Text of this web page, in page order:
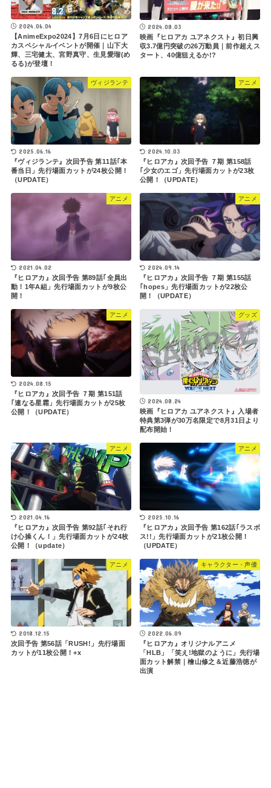
2024.06.04
【AnimeExpo2024】7月6日にヒロア
カスペシャルイベントが開催｜山下大
輝、三宅健太、宮野真守、生見愛瑠(め
るる)が登壇！
2024.08.03
映画『ヒロアカ ユアネクスト』初日興
収3.7億円突破の26万動員｜前作超えス
タート、40億狙えるか!?
ヴィジランテ
2025.06.16
『ヴィジランテ』次回予告 第11話｢本
番当日」先行場面カットが24枚公開！
（UPDATE）
アニメ
2024.10.03
『ヒロアカ』次回予告 ７期 第158話
｢少女のエゴ」先行場面カットが23枚
公開！（UPDATE）
アニメ
2021.04.02
『ヒロアカ』次回予告 第89話｢全員出
動！1年A組」先行場面カットが9枚公
開！
アニメ
2024.09.14
『ヒロアカ』次回予告 ７期 第155話
｢hopes」先行場面カットが22枚公
開！（UPDATE）
アニメ
2024.08.15
『ヒロアカ』次回予告 ７期 第151話
｢連なる星霜」先行場面カットが25枚
公開！（UPDATE）
グッズ
2024.08.24
映画『ヒロアカ ユアネクスト』入場者
特典第3弾が30万名限定で8月31日より
配布開始！
アニメ
2021.04.16
『ヒロアカ』次回予告 第92話｢それ行
け心操くん！」先行場面カットが24枚
公開！（update）
アニメ
2025.10.16
『ヒロアカ』次回予告 第162話｢ラスボ
ス!!」先行場面カットが21枚公開！
（UPDATE）
アニメ
2018.12.15
次回予告 第56話「RUSH!」先行場面
カットが11枚公開！+x
キャラクター・声優
2022.06.09
『ヒロアカ』オリジナルアニメ
「HLB」「笑え!地獄のように」先行場
面カット解禁｜檜山修之＆近藤浩徳が
出演